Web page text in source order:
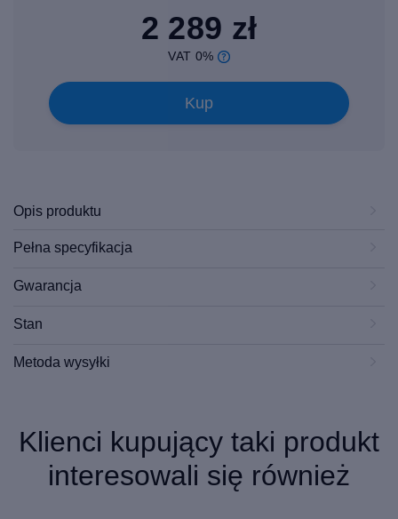
2 289 zł
VAT 0%
Kup
Opis produktu
Pełna specyfikacja
Gwarancja
Stan
Metoda wysyłki
Klienci kupujący taki produkt
interesowali się również